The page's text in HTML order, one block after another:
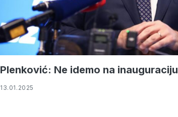
Plenković: Ne idemo na inauguraciju
13.01.2025